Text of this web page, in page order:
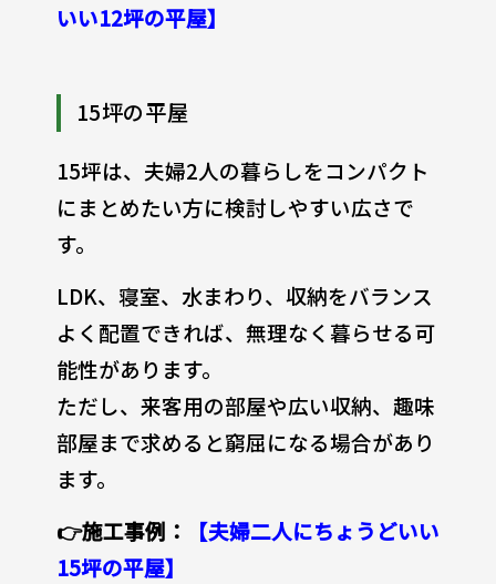
いい12坪の平屋】
15坪の平屋
15坪は、夫婦2人の暮らしをコンパクト
にまとめたい方に検討しやすい広さで
す。
LDK、寝室、水まわり、収納をバランス
よく配置できれば、無理なく暮らせる可
能性があります。
ただし、来客用の部屋や広い収納、趣味
部屋まで求めると窮屈になる場合があり
ます。
👉施工事例：
【夫婦二人にちょうどいい
15坪の平屋】